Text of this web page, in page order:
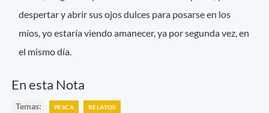
despertar y abrir sus ojos dulces para posarse en los
míos, yo estaría viendo amanecer, ya por segunda vez, en
el mismo día.
En esta Nota
Temas: PESCA RELATOS